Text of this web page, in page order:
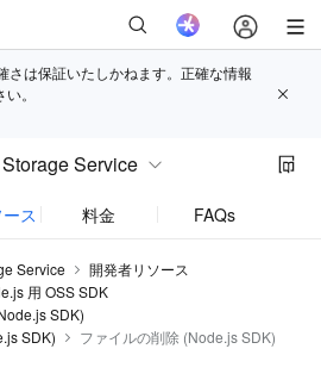
さは保証いたしかねます。正確な情報
。
Service
ス 料金 FAQs
Service
開発者リソース
用 OSS SDK
SDK)
SDK)
ファイルの削除 (Node.js SDK)